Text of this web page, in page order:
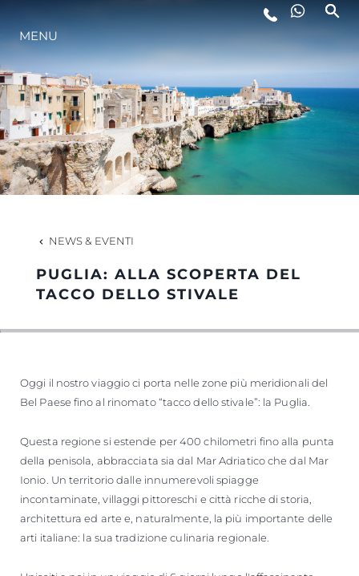
LIFESTYLE
INNOVAZIONE
L'AZIENDA
HERITAGE
MENU
NEWS & EVENTI
PUGLIA: ALLA SCOPERTA DEL
TACCO DELLO STIVALE
Oggi il nostro viaggio ci porta nelle zone più meridionali del
Bel Paese fino al rinomato “tacco dello stivale”: la Puglia.
Questa regione si estende per 400 chilometri fino alla punta
della penisola, abbracciata sia dal Mar Adriatico che dal Mar
Ionio. Un territorio dalle innumerevoli spiagge
incontaminate, villaggi pittoreschi e città ricche di storia,
architettura ed arte e, naturalmente, la più importante delle
arti italiane: la sua tradizione culinaria regionale.